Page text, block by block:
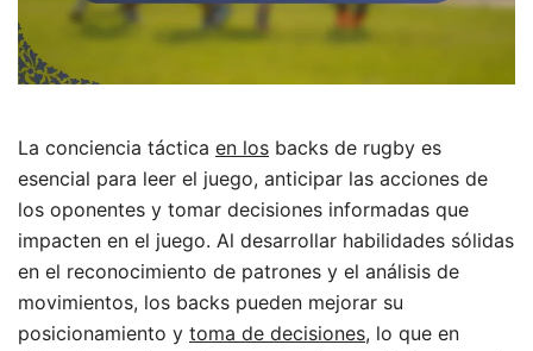
La conciencia táctica en los backs de rugby es
esencial para leer el juego, anticipar las acciones de
los oponentes y tomar decisiones informadas que
impacten en el juego. Al desarrollar habilidades sólidas
en el reconocimiento de patrones y el análisis de
movimientos, los backs pueden mejorar su
posicionamiento y toma de decisiones, lo que en